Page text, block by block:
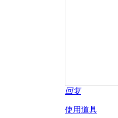
回复
使用道具